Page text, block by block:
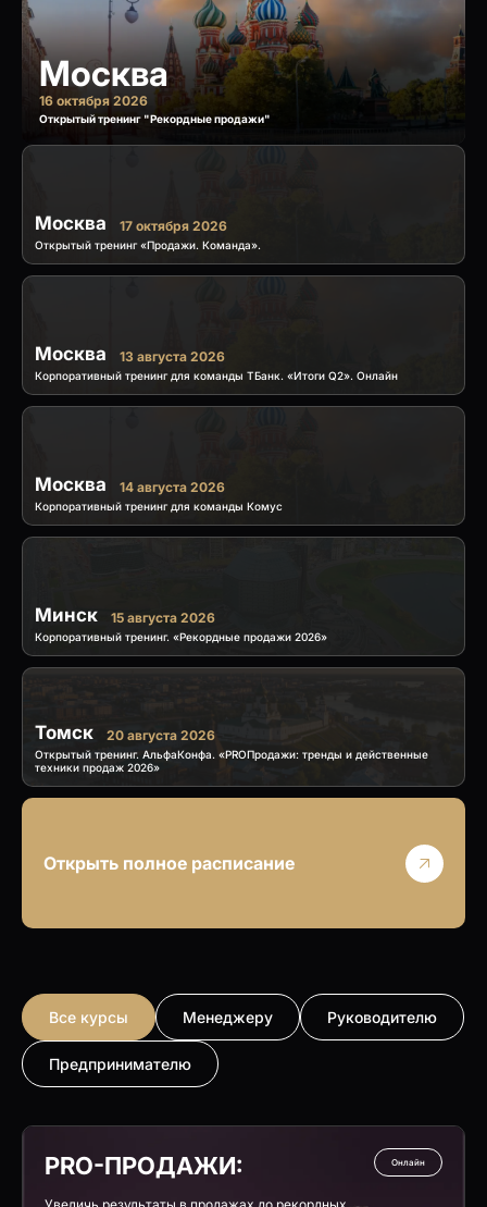
Москва
16 октября 2026
Открытый тренинг "Рекордные продажи"
Москва 17 октября 2026
Открытый тренинг «Продажи. Команда».
Москва 13 августа 2026
Корпоративный тренинг для команды ТБанк. «Итоги Q2». Онлайн
Москва 14 августа 2026
Корпоративный тренинг для команды Комус
Минск 15 августа 2026
Корпоративный тренинг. «Рекордные продажи 2026»
Томск 20 августа 2026
Открытый тренинг. АльфаКонфа. «PROПродажи: тренды и действенные
техники продаж 2026»
Открыть полное расписание
Все курсы Менеджеру Руководителю
Предпринимателю
Онлайн
PRO-ПРОДАЖИ: